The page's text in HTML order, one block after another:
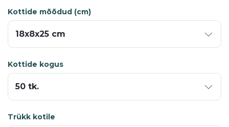
Kottide mõõdud (cm)
Kottide kogus
Trükk kotile